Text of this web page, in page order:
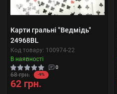
Карти гральні "Ведмідь"
24968BL
Код товару: 100974-22
В наявності
0
68 грн. -9%
62 грн.